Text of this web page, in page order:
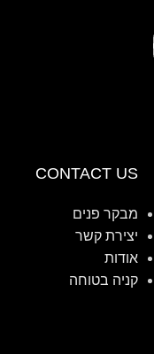
CONTACT US
מבקר פנים
יצירת קשר
אודות
קניה בטוחה